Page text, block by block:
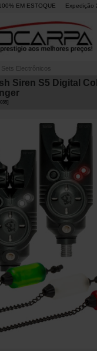
EM ESTOQUE Expedição
Sets Electrônicos
Siren S5 Digital
]